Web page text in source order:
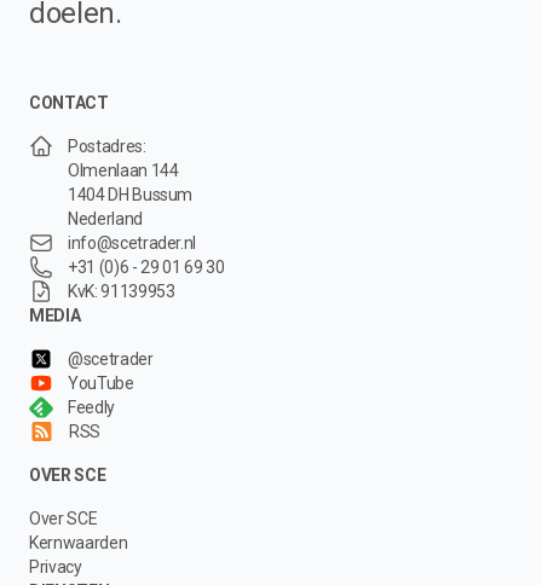
doelen.
CONTACT
Postadres:
Olmenlaan 144
1404 DH Bussum
Nederland
info@scetrader.nl
+31 (0)6 - 29 01 69 30
KvK: 91139953
MEDIA
@scetrader
YouTube
Feedly
RSS
OVER SCE
Over SCE
Kernwaarden
Privacy